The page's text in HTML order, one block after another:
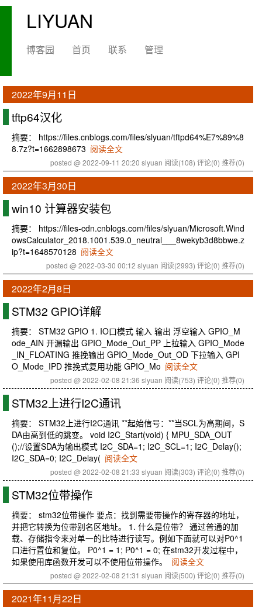
LIYUAN
博客园 首页 联系 管理
2022年9月11日
tftp64汉化
摘要： https://files.cnblogs.com/files/slyuan/tftpd64%E7%89%8
8.7z?t=1662898673 阅读全文
posted @ 2022-09-11 20:20 slyuan 阅读(108) 评论(0) 推荐(0)
2022年3月30日
win10 计算器安装包
摘要： https://files-cdn.cnblogs.com/files/slyuan/Microsoft.Wind
owsCalculator_2018.1001.539.0_neutral___8wekyb3d8bbwe.z
ip?t=1648570128 阅读全文
posted @ 2022-03-30 00:12 slyuan 阅读(2993) 评论(0) 推荐(0)
2022年2月8日
STM32 GPIO详解
摘要： STM32 GPIO 1. IO口模式 输入 输出 浮空输入 GPIO_M
ode_AIN 开漏输出 GPIO_Mode_Out_PP 上拉输入 GPIO_Mode
_IN_FLOATING 推挽输出 GPIO_Mode_Out_OD 下拉输入 GPI
O_Mode_IPD 推挽式复用功能 GPIO_Mo 阅读全文
posted @ 2022-02-08 21:36 slyuan 阅读(753) 评论(0) 推荐(0)
STM32上进行I2C通讯
摘要： STM32上进行I2C通讯 **起始信号：**当SCL为高期间，S
DA由高到低的跳变。 void I2C_Start(void) { MPU_SDA_OUT
();//设置SDA为输出模式 I2C_SDA=1; I2C_SCL=1; I2C_Delay();
I2C_SDA=0; I2C_Delay( 阅读全文
posted @ 2022-02-08 21:33 slyuan 阅读(303) 评论(0) 推荐(0)
STM32位带操作
摘要： stm32位带操作 要点：找到需要带操作的寄存器的地址，
并把它转换为位带别名区地址。 1. 什么是位带？ 通过普通的加
载、存储指令来对单一的比特进行读写。例如下面就可以对P0^1
口进行置位和复位。 P0^1 = 1; P0^1 = 0; 在stm32开发过程中，
如果使用库函数开发可以不使用位带操作。
阅读全文
posted @ 2022-02-08 21:31 slyuan 阅读(500) 评论(0) 推荐(0)
2021年11月22日